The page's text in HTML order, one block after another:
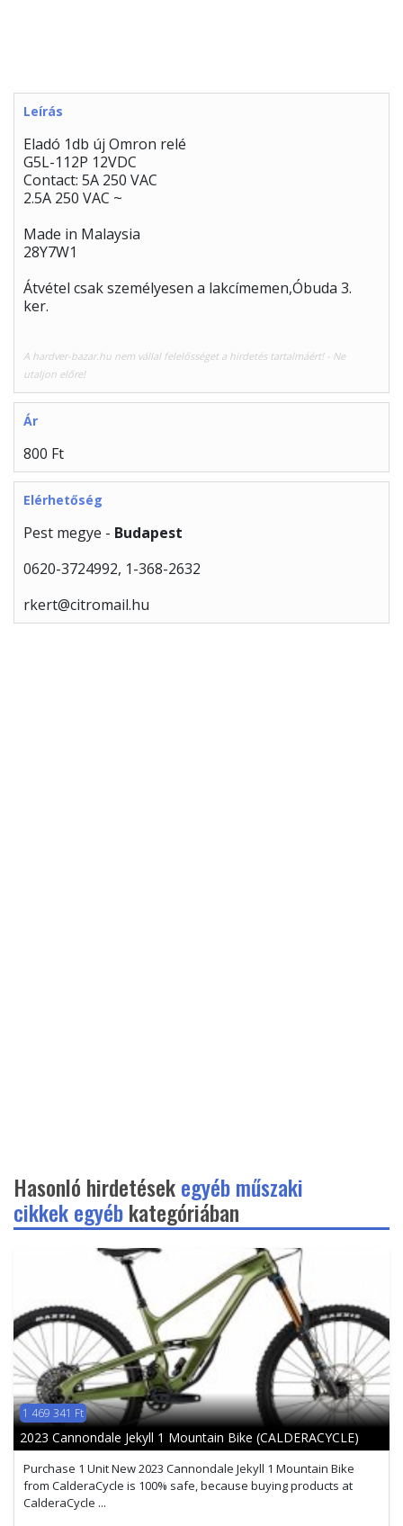
Leírás
Eladó 1db új Omron relé
G5L-112P 12VDC
Contact: 5A 250 VAC
2.5A 250 VAC ~
Made in Malaysia
28Y7W1
Átvétel csak személyesen a lakcímemen,Óbuda 3.
ker.
A hardver-bazar.hu nem vállal felelősséget a hirdetés tartalmáért! - Ne
utaljon előre!
Ár
800 Ft
Elérhetőség
Pest megye - Budapest
0620-3724992, 1-368-2632
rkert@citromail.hu
Hasonló hirdetésekegyéb műszaki
cikkek egyébkategóriában
1 469 341 Ft
2023 Cannondale Jekyll 1 Mountain Bike (CALDERACYCLE)
Purchase 1 Unit New 2023 Cannondale Jekyll 1 Mountain Bike
from CalderaCycle is 100% safe, because buying products at
CalderaCycle ...